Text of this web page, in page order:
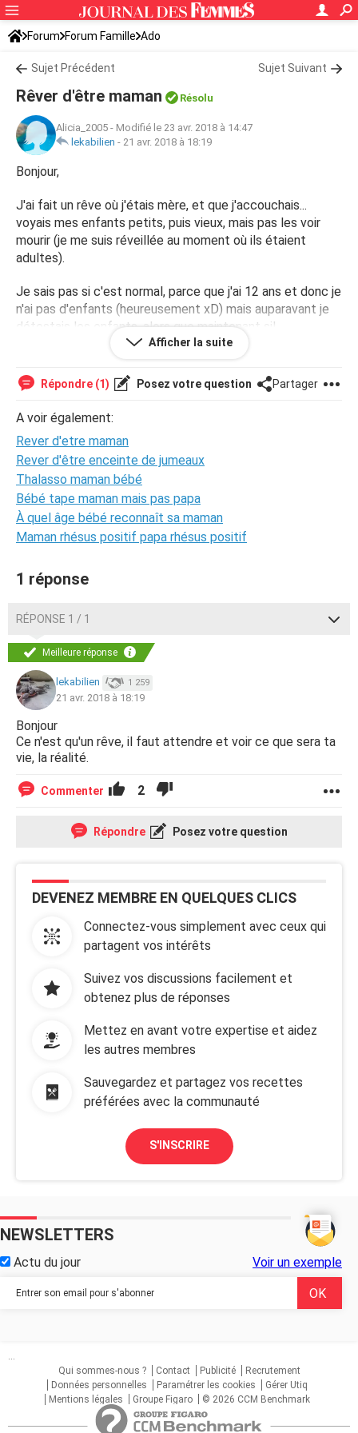
Forum Forum Famille Ado
Sujet Précédent Sujet Suivant
Rêver d'être maman Résolu
Alicia_2005 - Modifié le 23 avr. 2018 à 14:47
lekabilien - 21 avr. 2018 à 18:19
Bonjour,
J'ai fait un rêve où j'étais mère, et que j'accouchais...
voyais mes enfants petits, puis vieux, mais pas les voir
mourir (je me suis réveillée au moment où ils étaient
adultes).
Je sais pas si c'est normal, parce que j'ai 12 ans et donc je
n'ai pas d'enfants (heureusement xD) mais auparavant je
détestais les enfants, alors que maintenant si!
voudrais!
VOILAAAAAAA MERCIIIIIIIIIIII
J'aimerais vos avis
Afficher la suite
Répondre (1) Posez votre question Partager
A voir également:
Rever d'etre maman
Rever d'être enceinte de jumeaux
Thalasso maman bébé
Bébé tape maman mais pas papa
À quel âge bébé reconnaît sa maman
Maman rhésus positif papa rhésus positif
1 réponse
RÉPONSE 1 / 1
Meilleure réponse
lekabilien 1 259
21 avr. 2018 à 18:19
Bonjour
Ce n'est qu'un rêve, il faut attendre et voir ce que sera ta
vie, la réalité.
Commenter 2
Répondre Posez votre question
DEVENEZ MEMBRE EN QUELQUES CLICS
Connectez-vous simplement avec ceux qui
partagent vos intérêts
Suivez vos discussions facilement et
obtenez plus de réponses
Mettez en avant votre expertise et aidez
les autres membres
Sauvegardez et partagez vos recettes
préférées avec la communauté
S'INSCRIRE
NEWSLETTERS
Actu du jour Voir un exemple
...
Qui sommes-nous ?
Contact Publicité
Recrutement
Données personnelles
Paramétrer les cookies
Gérer Utiq
Mentions légales
Groupe Figaro © 2026 CCM Benchmark